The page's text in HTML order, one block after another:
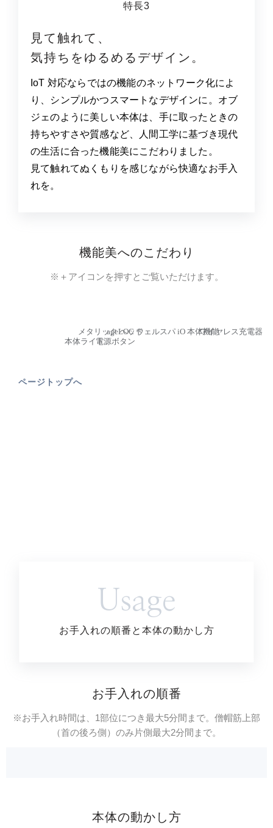
特長3
見て触れて、
気持ちをゆるめるデザイン。
IoT 対応ならではの機能のネットワーク化によ
り、シンプルかつスマートなデザインに。オブ
ジェのように美しい本体は、手に取ったときの
持ちやすさや質感など、人間工学に基づき現代
の生活に合った機能美にこだわりました。
見て触れてぬくもりを感じながら快適なお手入
れを。
機能美へのこだわり
※＋アイコンを押すとご覧いただけます。
ページトップへ
Usage
お手入れの順番と本体の動かし方
お手入れの順番
※お手入れ時間は、1部位につき最大5分間まで。僧帽筋上部
（首の後ろ側）のみ片側最大2分間まで。
本体の動かし方